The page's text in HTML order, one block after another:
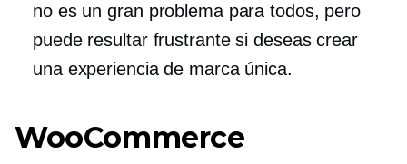
no es un gran problema para todos, pero
puede resultar frustrante si deseas crear
una experiencia de marca única.
WooCommerce